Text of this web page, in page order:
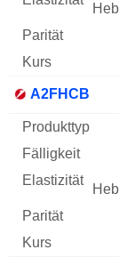
A2FHCB